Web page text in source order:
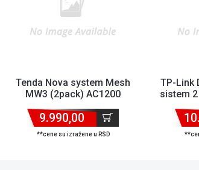
Tenda Nova system Mesh
MW3 (2pack) AC1200
9.990,00
**cene su izražene u RSD
TP-Link
sistem